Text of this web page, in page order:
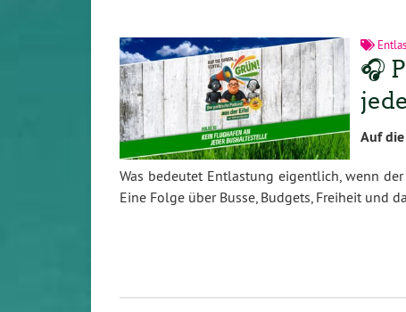
🎧
Auf
Was bedeutet Entlastung eigentlich, wenn
Eine Folge über Busse, Budgets, Freiheit und